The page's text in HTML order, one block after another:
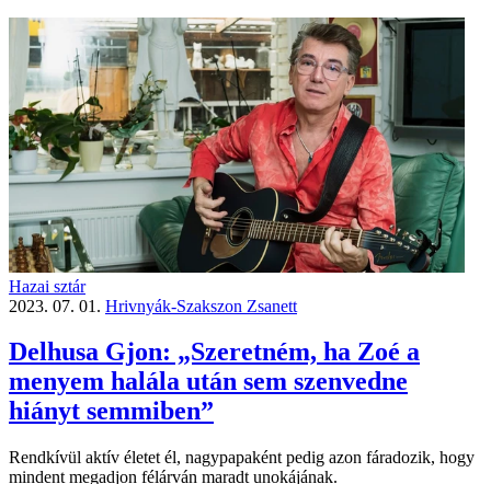
Hazai sztár
2023. 07. 01. Hrivnyák-Szakszon Zsanett
Delhusa Gjon: „Szeretném, ha Zoé a
menyem halála után sem szenvedne
hiányt semmiben”
Rendkívül aktív életet él, nagypapaként pedig azon fáradozik, hogy
mindent megadjon félárván maradt unokájának.